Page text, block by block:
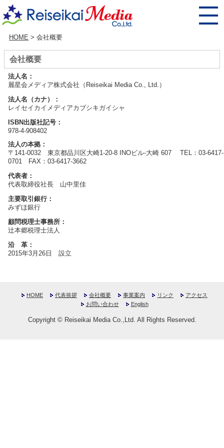
HOME > 会社概要
会社概要
法人名：
麗星会メディア株式会社（Reiseikai Media Co., Ltd.）
法人名（カナ）：
レイセイカイメディアカブシキガイシャ
ISBN出版社記号：
978-4-908402
法人の本拠：
〒141-0032 東京都品川区大崎1-20-8 INOビル-大崎 607 TEL：03-6417-
0701 FAX：03-6417-3662
代表者：
代表取締役社長 山中里佳
主要取引銀行：
みずほ銀行
顧問税理士事務所：
辻本郷税理士法人
沿 革：
2015年3月26日 設立
HOME 代表挨拶 会社概要 事業案内 リンク
アクセス
お問い合わせ
English
Copyright © Reiseikai Media Co.,Ltd. All Rights Reserved.